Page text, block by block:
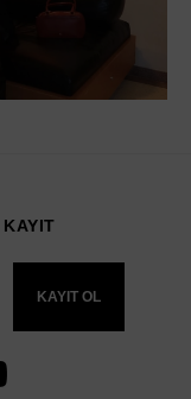
KAYIT OL